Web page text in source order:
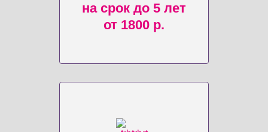
на срок до 5 лет
от 1800 р.